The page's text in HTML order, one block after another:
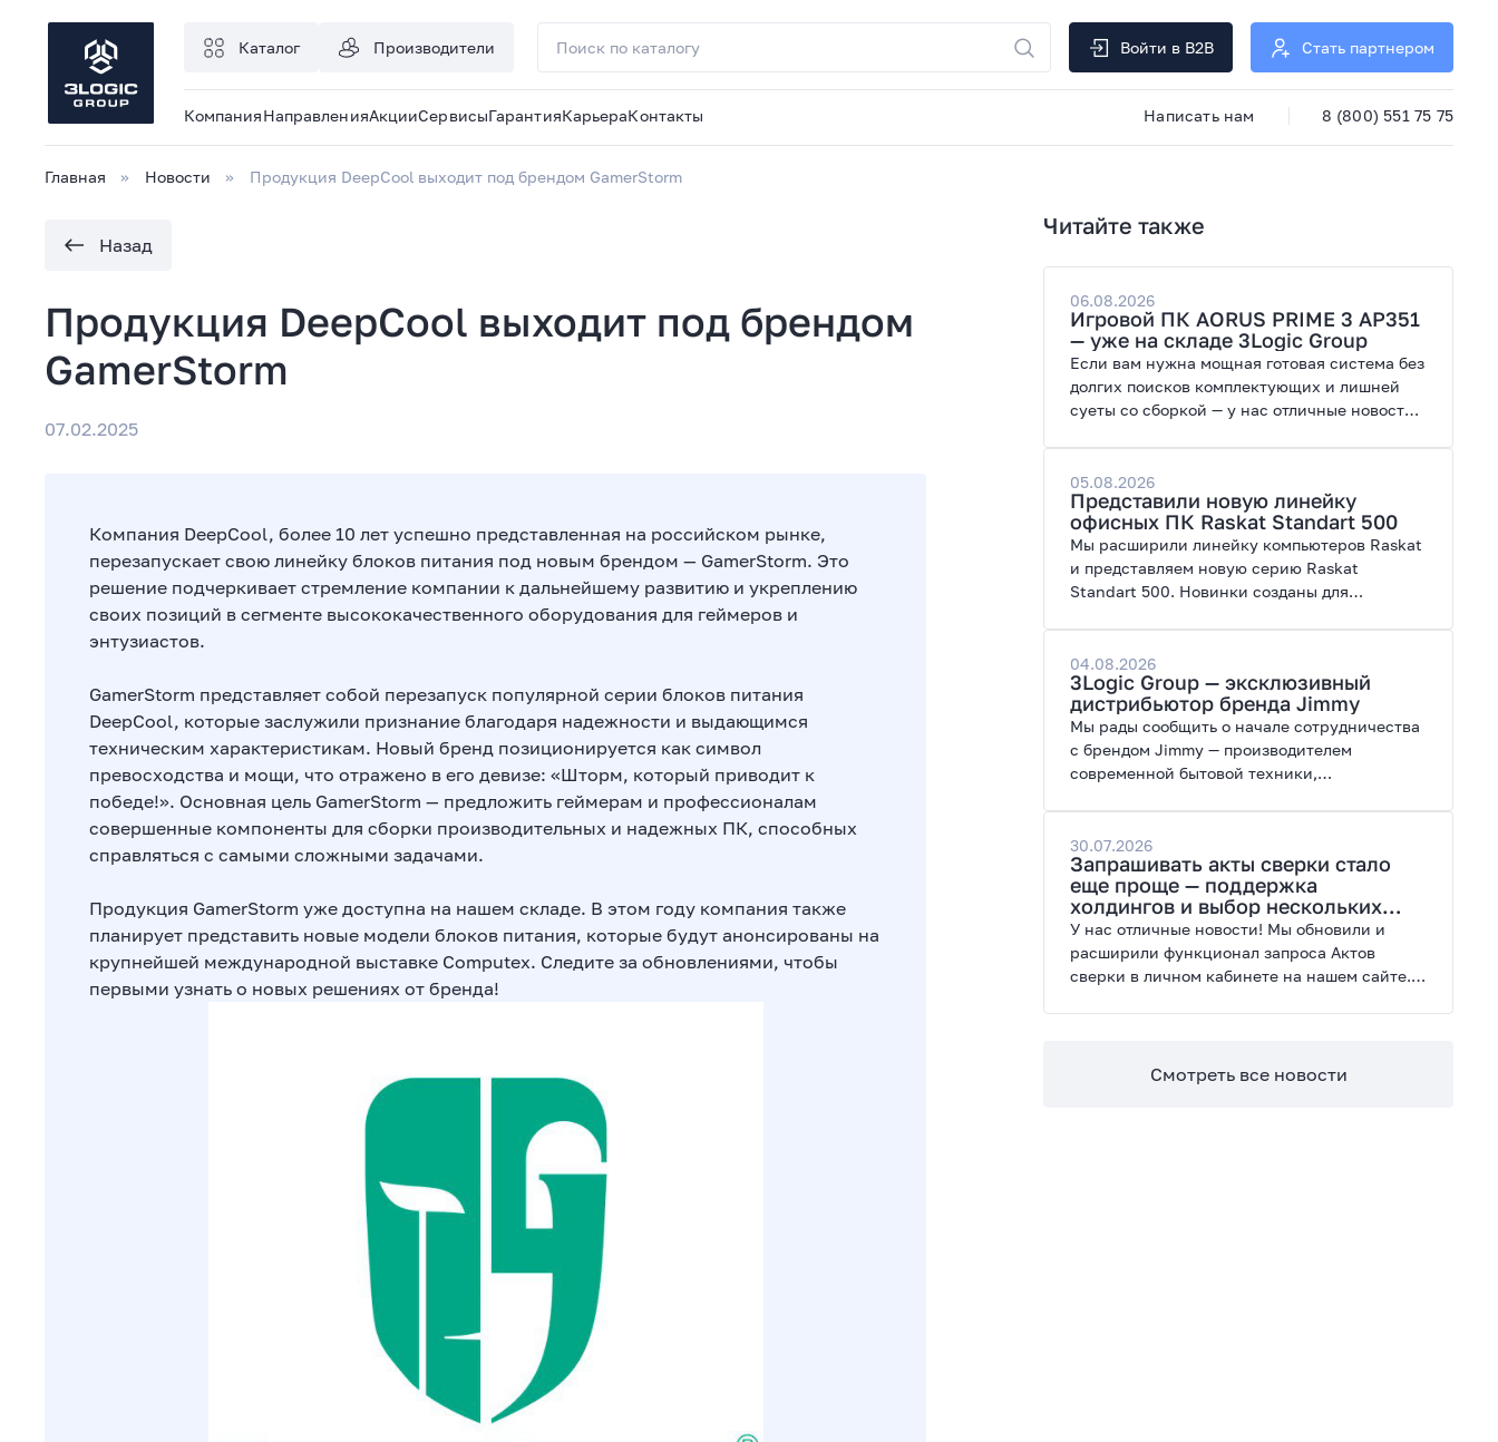
Каталог Производители Войти в B2B Стать партнером
КомпанияНаправленияАкцииСервисыГарантияКарьераКонтакты Написать нам 8 (800) 551 75 75
Главная Новости Продукция DeepCool выходит под брендом GamerStorm
Назад
Продукция DeepCool выходит под брендом
GamerStorm
07.02.2025
Компания DeepCool, более 10 лет успешно представленная на российском рынке,
перезапускает свою линейку блоков питания под новым брендом — GamerStorm. Это
решение подчеркивает стремление компании к дальнейшему развитию и укреплению
своих позиций в сегменте высококачественного оборудования для геймеров и
энтузиастов.
GamerStorm представляет собой перезапуск популярной серии блоков питания
DeepCool, которые заслужили признание благодаря надежности и выдающимся
техническим характеристикам. Новый бренд позиционируется как символ
превосходства и мощи, что отражено в его девизе: «Шторм, который приводит к
победе!». Основная цель GamerStorm — предложить геймерам и профессионалам
совершенные компоненты для сборки производительных и надежных ПК, способных
справляться с самыми сложными задачами.
Продукция GamerStorm уже доступна на нашем складе. В этом году компания также
планирует представить новые модели блоков питания, которые будут анонсированы на
крупнейшей международной выставке Computex. Следите за обновлениями, чтобы
первыми узнать о новых решениях от бренда!
Читайте также
06.08.2026
Игровой ПК AORUS PRIME 3 AP351
— уже на складе 3Logic Group
Если вам нужна мощная готовая система без
долгих поисков комплектующих и лишней
суеты со сборкой — у нас отличные новости.
графических нагрузок, современных игр и
работы с нейросетями.
05.08.2026
Представили новую линейку
офисных ПК Raskat Standart 500
Мы расширили линейку компьютеров Raskat
и представляем новую серию Raskat
Standart 500. Новинки созданы для
энергоэффективность и широкие
возможности модернизации.
04.08.2026
3Logic Group — эксклюзивный
дистрибьютор бренда Jimmy
Мы рады сообщить о начале сотрудничества
с брендом Jimmy — производителем
современной бытовой техники,
30.07.2026
Запрашивать акты сверки стало
еще проще — поддержка
холдингов и выбор нескольких
периодов
У нас отличные новости! Мы обновили и
расширили функционал запроса Актов
сверки в личном кабинете на нашем сайте.
Смотреть все новости